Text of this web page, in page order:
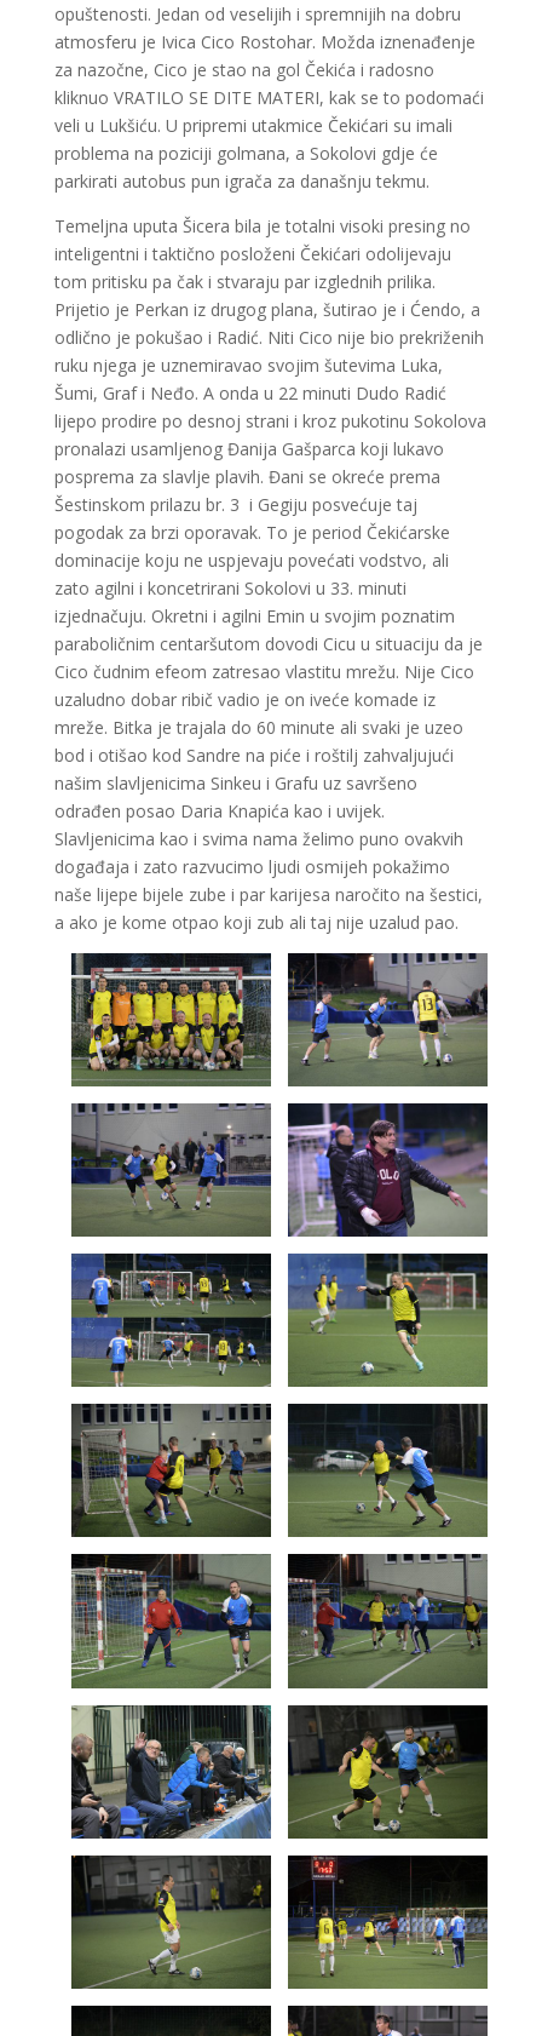
opuštenosti. Jedan od veselijih i spremnijih na dobru
atmosferu je Ivica Cico Rostohar. Možda iznenađenje
za nazočne, Cico je stao na gol Čekića i radosno
kliknuo VRATILO SE DITE MATERI, kak se to podomaći
veli u Lukšiću. U pripremi utakmice Čekićari su imali
problema na poziciji golmana, a Sokolovi gdje će
parkirati autobus pun igrača za današnju tekmu.
Temeljna uputa Šicera bila je totalni visoki presing no
inteligentni i taktično posloženi Čekićari odolijevaju
tom pritisku pa čak i stvaraju par izglednih prilika.
Prijetio je Perkan iz drugog plana, šutirao je i Ćendo, a
odlično je pokušao i Radić. Niti Cico nije bio prekriženih
ruku njega je uznemiravao svojim šutevima Luka,
Šumi, Graf i Neđo. A onda u 22 minuti Dudo Radić
lijepo prodire po desnoj strani i kroz pukotinu Sokolova
pronalazi usamljenog Đanija Gašparca koji lukavo
posprema za slavlje plavih. Đani se okreće prema
Šestinskom prilazu br. 3 i Gegiju posvećuje taj
pogodak za brzi oporavak. To je period Čekićarske
dominacije koju ne uspjevaju povećati vodstvo, ali
zato agilni i koncetrirani Sokolovi u 33. minuti
izjednačuju. Okretni i agilni Emin u svojim poznatim
paraboličnim centaršutom dovodi Cicu u situaciju da je
Cico čudnim efeom zatresao vlastitu mrežu. Nije Cico
uzaludno dobar ribič vadio je on iveće komade iz
mreže. Bitka je trajala do 60 minute ali svaki je uzeo
bod i otišao kod Sandre na piće i roštilj zahvaljujući
našim slavljenicima Sinkeu i Grafu uz savršeno
odrađen posao Daria Knapića kao i uvijek.
Slavljenicima kao i svima nama želimo puno ovakvih
događaja i zato razvucimo ljudi osmijeh pokažimo
naše lijepe bijele zube i par karijesa naročito na šestici,
a ako je kome otpao koji zub ali taj nije uzalud pao.